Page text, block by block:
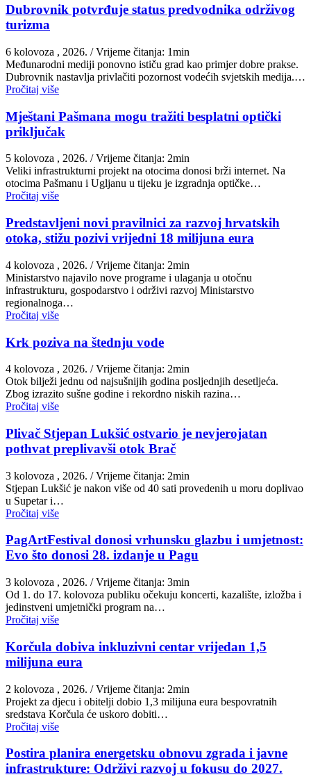
Dubrovnik potvrđuje status predvodnika održivog
turizma
6 kolovoza , 2026. / Vrijeme čitanja: 1min
Međunarodni mediji ponovno ističu grad kao primjer dobre prakse.
Dubrovnik nastavlja privlačiti pozornost vodećih svjetskih medija.…
Pročitaj više
Mještani Pašmana mogu tražiti besplatni optički
priključak
5 kolovoza , 2026. / Vrijeme čitanja: 2min
Veliki infrastrukturni projekt na otocima donosi brži internet. Na
otocima Pašmanu i Ugljanu u tijeku je izgradnja optičke…
Pročitaj više
Predstavljeni novi pravilnici za razvoj hrvatskih
otoka, stižu pozivi vrijedni 18 milijuna eura
4 kolovoza , 2026. / Vrijeme čitanja: 2min
Ministarstvo najavilo nove programe i ulaganja u otočnu
infrastrukturu, gospodarstvo i održivi razvoj Ministarstvo
regionalnoga…
Pročitaj više
Krk poziva na štednju vode
4 kolovoza , 2026. / Vrijeme čitanja: 2min
Otok bilježi jednu od najsušnijih godina posljednjih desetljeća.
Zbog izrazito sušne godine i rekordno niskih razina…
Pročitaj više
Plivač Stjepan Lukšić ostvario je nevjerojatan
pothvat preplivavši otok Brač
3 kolovoza , 2026. / Vrijeme čitanja: 2min
St​jepan Lukšić je nakon više od 40 sati provedenih u moru doplivao
u Supetar i…
Pročitaj više
PagArtFestival donosi vrhunsku glazbu i umjetnost:
Evo što donosi 28. izdanje u Pagu
3 kolovoza , 2026. / Vrijeme čitanja: 3min
Od 1. do 17. kolovoza publiku očekuju koncerti, kazalište, izložba i
jedinstveni umjetnički program na…
Pročitaj više
Korčula dobiva inkluzivni centar vrijedan 1,5
milijuna eura
2 kolovoza , 2026. / Vrijeme čitanja: 2min
Projekt za djecu i obitelji dobio 1,3 milijuna eura bespovratnih
sredstava Korčula će uskoro dobiti…
Pročitaj više
Postira planira energetsku obnovu zgrada i javne
infrastrukture: Održivi razvoj u fokusu do 2027.